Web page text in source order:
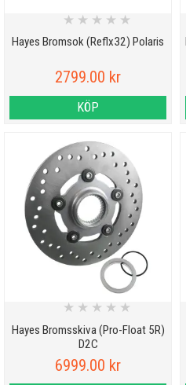
Hayes Bromsok (Reflx32) Polaris
★ ★ ★ ★ ★
2799.00 kr
KÖP
Hayes Bromsskiva (Pro-Float 5R)
D2C
★ ★ ★ ★ ★
6999.00 kr